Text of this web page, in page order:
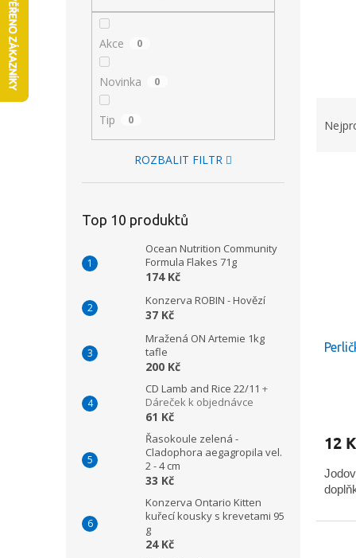
Akce 0
Novinka 0
Tip 0
ROZBALIT FILTR
Top 10 produktů
Ocean Nutrition Community
Formula Flakes 71g
174 Kč
Konzerva ROBIN - Hovězí
37 Kč
Mražená ON Artemie 1kg
tafle
200 Kč
CD Lamb and Rice 22/11 +
Dáreček k objednávce
61 Kč
Řasokoule zelená -
Cladophora aegagropila vel.
2 - 4 cm
33 Kč
Konzerva Ontario Kitten
kuřecí kousky s krevetami 95
g
24 Kč
12